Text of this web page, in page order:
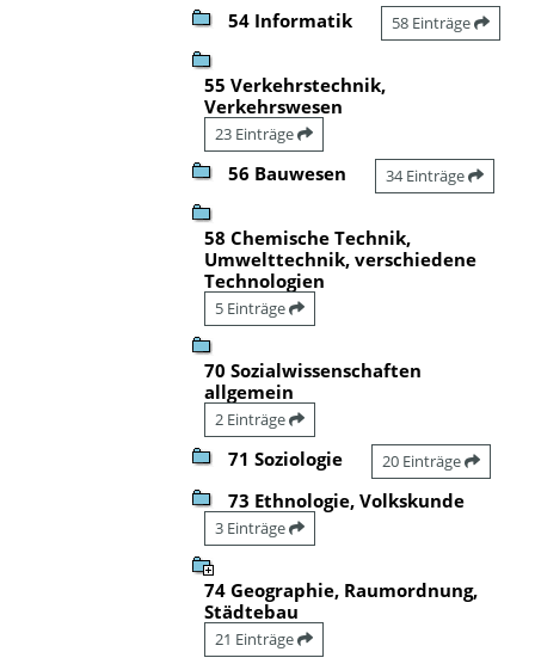
54 Informatik 58 Einträge
55 Verkehrstechnik,
Verkehrswesen
23 Einträge
56 Bauwesen 34 Einträge
58 Chemische Technik,
Umwelttechnik, verschiedene
Technologien
5 Einträge
70 Sozialwissenschaften
allgemein
2 Einträge
71 Soziologie 20 Einträge
73 Ethnologie, Volkskunde
3 Einträge
74 Geographie, Raumordnung,
Städtebau
21 Einträge